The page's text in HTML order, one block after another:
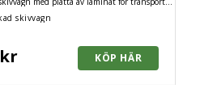
skivvagn